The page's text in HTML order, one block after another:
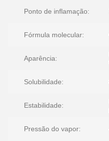
Ponto de inflamação:
Fórmula molecular:
Aparência:
Solubilidade:
Estabilidade:
Pressão do vapor: